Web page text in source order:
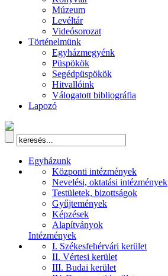
Múzeum
Levéltár
Videósorozat
Történelmünk
Egyházmegyénk
Püspökök
Segédpüspökök
Hitvallóink
Válogatott bibliográfia
Lapozó
Egyházunk
Központi intézmények
Nevelési, oktatási intézmények
Testületek, bizottságok
Gyűjtemények
Képzések
Alapítványok
Intézmények
I. Székesfehérvári kerület
II. Vértesi kerület
III. Budai kerület